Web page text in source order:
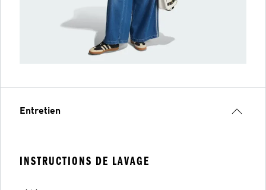
Entretien
INSTRUCTIONS DE LAVAGE